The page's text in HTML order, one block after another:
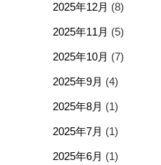
2025年12月 (8)
2025年11月 (5)
2025年10月 (7)
2025年9月 (4)
2025年8月 (1)
2025年7月 (1)
2025年6月 (1)